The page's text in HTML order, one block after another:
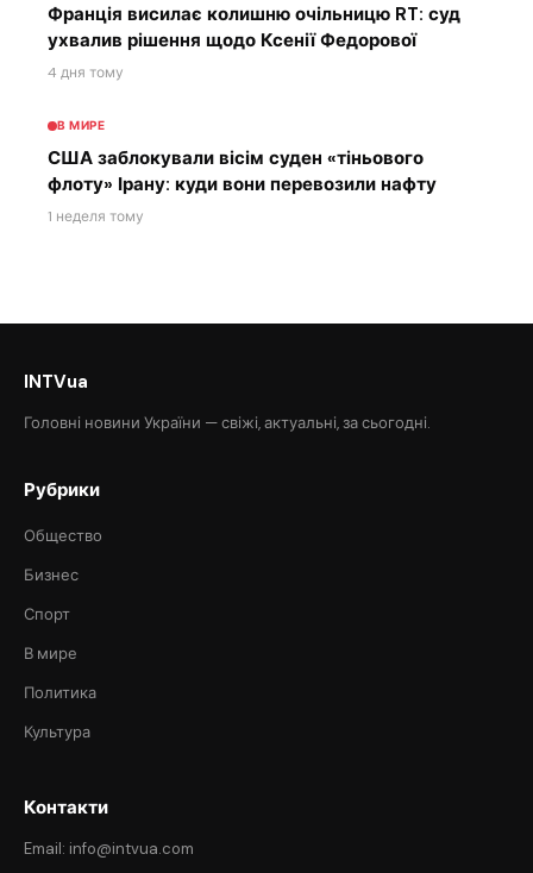
Франція висилає колишню очільницю RT: суд
ухвалив рішення щодо Ксенії Федорової
4 дня тому
В МИРЕ
США заблокували вісім суден «тіньового
флоту» Ірану: куди вони перевозили нафту
1 неделя тому
INTVua
Головні новини України — свіжі, актуальні, за сьогодні.
Рубрики
Общество
Бизнес
Спорт
В мире
Политика
Культура
Контакти
Email: info@intvua.com